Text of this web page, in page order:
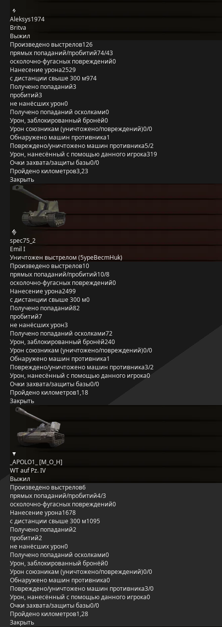
Aleksys1974
Britva
Выжил
Произведено выстрелов126
прямых попаданий/пробитий74/43
осколочно-фугасных повреждений0
Нанесение урона2529
с дистанции свыше 300 м974
Получено попаданий3
пробитий3
не нанёсших урон0
Получено попаданий осколками0
Урон, заблокированный бронёй0
Урон союзникам (уничтожено/повреждений)0/0
Обнаружено машин противника1
Повреждено/уничтожено машин противника5/2
Урон, нанесённый с помощью данного игрока319
Очки захвата/защиты базы0/0
Пройдено километров3,23
Закрыть
spec75_2
Emil I
Уничтожен выстрелом (5ypeBecmHuk)
Произведено выстрелов10
прямых попаданий/пробитий10/8
осколочно-фугасных повреждений0
Нанесение урона2499
с дистанции свыше 300 м0
Получено попаданий82
пробитий7
не нанёсших урон3
Получено попаданий осколками72
Урон, заблокированный бронёй240
Урон союзникам (уничтожено/повреждений)0/0
Обнаружено машин противника1
Повреждено/уничтожено машин противника3/2
Урон, нанесённый с помощью данного игрока0
Очки захвата/защиты базы0/0
Пройдено километров1,18
Закрыть
_APOLO1_ [M_O_H]
WT auf Pz. IV
Выжил
Произведено выстрелов6
прямых попаданий/пробитий4/3
осколочно-фугасных повреждений0
Нанесение урона1678
с дистанции свыше 300 м1095
Получено попаданий2
пробитий2
не нанёсших урон0
Получено попаданий осколками0
Урон, заблокированный бронёй0
Урон союзникам (уничтожено/повреждений)0/0
Обнаружено машин противника0
Повреждено/уничтожено машин противника3/0
Урон, нанесённый с помощью данного игрока0
Очки захвата/защиты базы0/0
Пройдено километров1,28
Закрыть